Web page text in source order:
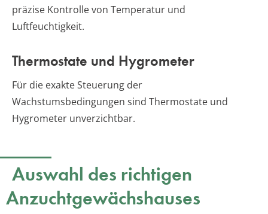
präzise Kontrolle von Temperatur und
Luftfeuchtigkeit.
Thermostate und Hygrometer
Für die exakte Steuerung der
Wachstumsbedingungen sind Thermostate und
Hygrometer unverzichtbar.
Auswahl des richtigen
Anzuchtgewächshauses